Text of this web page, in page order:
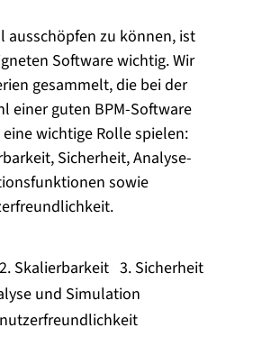
ausschöpfen zu können, ist
Software wichtig. Wir
gesammelt, die bei der
einer guten BPM-Software
wichtige Rolle spielen:
Sicherheit, Analyse-
sowie
2. Skalierbarkeit 3. Sicherheit
und Simulation